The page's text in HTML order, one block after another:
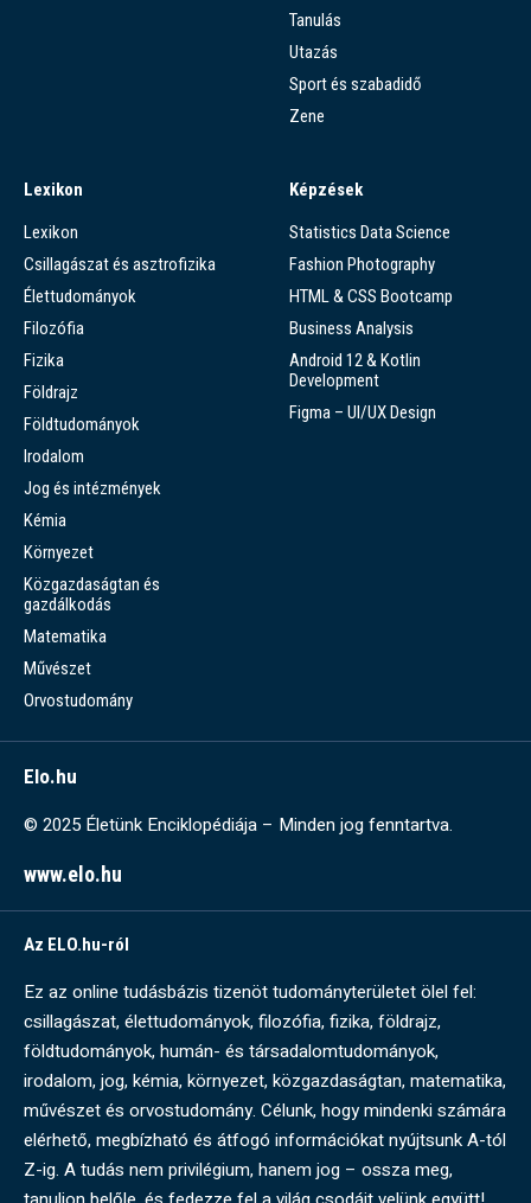
Tanulás
Utazás
Sport és szabadidő
Zene
Lexikon
Lexikon
Csillagászat és asztrofizika
Élettudományok
Filozófia
Fizika
Földrajz
Földtudományok
Irodalom
Jog és intézmények
Kémia
Környezet
Közgazdaságtan és
gazdálkodás
Matematika
Művészet
Orvostudomány
Képzések
Statistics Data Science
Fashion Photography
HTML & CSS Bootcamp
Business Analysis
Android 12 & Kotlin
Development
Figma – UI/UX Design
Elo.hu
© 2025 Életünk Enciklopédiája – Minden jog fenntartva.
www.elo.hu
Az ELO.hu-ról
Ez az online tudásbázis tizenöt tudományterületet ölel fel:
csillagászat, élettudományok, filozófia, fizika, földrajz,
földtudományok, humán- és társadalomtudományok,
irodalom, jog, kémia, környezet, közgazdaságtan, matematika,
művészet és orvostudomány. Célunk, hogy mindenki számára
elérhető, megbízható és átfogó információkat nyújtsunk A-tól
Z-ig. A tudás nem privilégium, hanem jog – ossza meg,